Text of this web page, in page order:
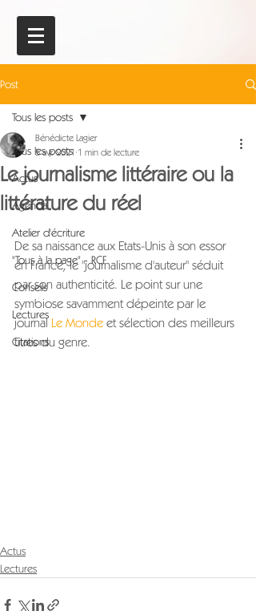
Post
Tous les posts
Actus
Agenda
Atelier d'écriture
"Tous à la page" - RCF
Conseils
Lectures
Citations
Tous les posts
Le journalisme littéraire ou la
littérature du réel
Bénédicte Lagier
5 avr. 2021 1 min de lecture
De sa naissance aux Etats-Unis à son essor
en France, le "journalisme d'auteur" séduit
par son authenticité. Le point sur une
symbiose savamment dépeinte par le
journal Le Monde et sélection des meilleurs
titres du genre.
Actus
Lectures